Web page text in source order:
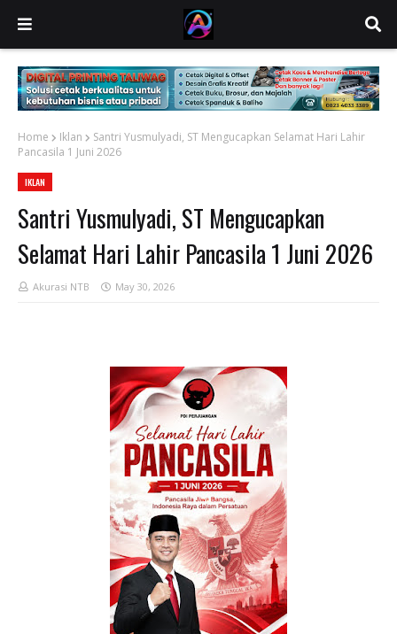
Home Iklan
Santri Yusmulyadi, ST Mengucapkan Selamat Hari Lahir
Pancasila 1 Juni 2026
IKLAN
Santri Yusmulyadi, ST Mengucapkan
Selamat Hari Lahir Pancasila 1 Juni 2026
Akurasi NTB May 30, 2026